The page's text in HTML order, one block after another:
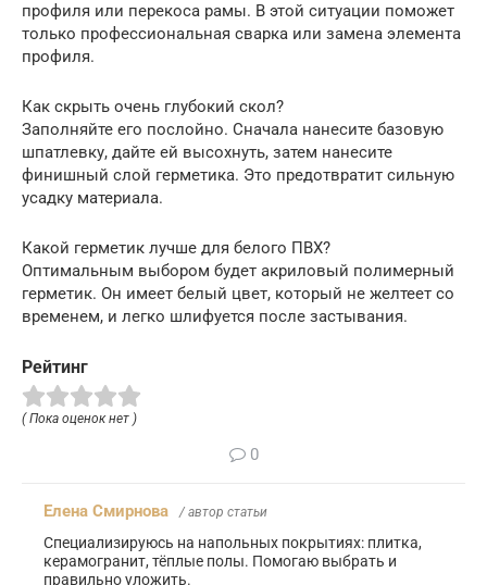
профиля или перекоса рамы. В этой ситуации поможет
только профессиональная сварка или замена элемента
профиля.
Как скрыть очень глубокий скол?
Заполняйте его послойно. Сначала нанесите базовую
шпатлевку, дайте ей высохнуть, затем нанесите
финишный слой герметика. Это предотвратит сильную
усадку материала.
Какой герметик лучше для белого ПВХ?
Оптимальным выбором будет акриловый полимерный
герметик. Он имеет белый цвет, который не желтеет со
временем, и легко шлифуется после застывания.
Рейтинг
( Пока оценок нет )
0
Елена Смирнова / автор статьи
Специализируюсь на напольных покрытиях: плитка,
керамогранит, тёплые полы. Помогаю выбрать и
правильно уложить.